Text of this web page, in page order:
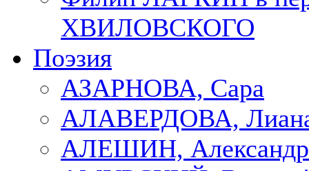
ХВИЛОВСКОГО
Поэзия
АЗАРНОВА, Сара
АЛАВЕРДОВА,
АЛЕШИН, Александр